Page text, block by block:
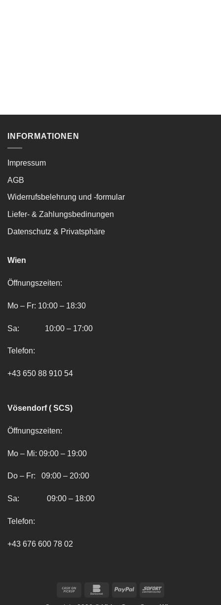
INFORMATIONEN
Impressum
AGB
Widerrufsbelehrung und -formular
Liefer- & Zahlungsbedinungen
Datenschutz & Privatsphäre
Wien
Öffnungszeiten:
Mo – Fr: 10:00 – 18:30
Sa: 10:00 – 17:00
Telefon:
+43 650 88 910 54
Vösendorf ( SCS)
Öffnungszeiten:
Mo – Mi: 09:00 – 19:00
Do – Fr: 09:00 – 20:00
Sa: 09:00 – 18:00
Telefon:
+43 676 600 78 02
Cash
BankomatPayPal Sofort